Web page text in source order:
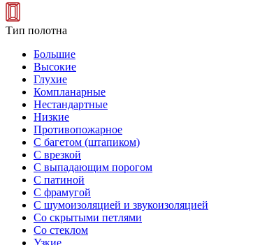
Тип полотна
Большие
Высокие
Глухие
Компланарные
Нестандартные
Низкие
Противопожарное
С багетом (штапиком)
С врезкой
С выпадающим порогом
С патиной
С фрамугой
С шумоизоляцией и звукоизоляцией
Со скрытыми петлями
Со стеклом
Узкие